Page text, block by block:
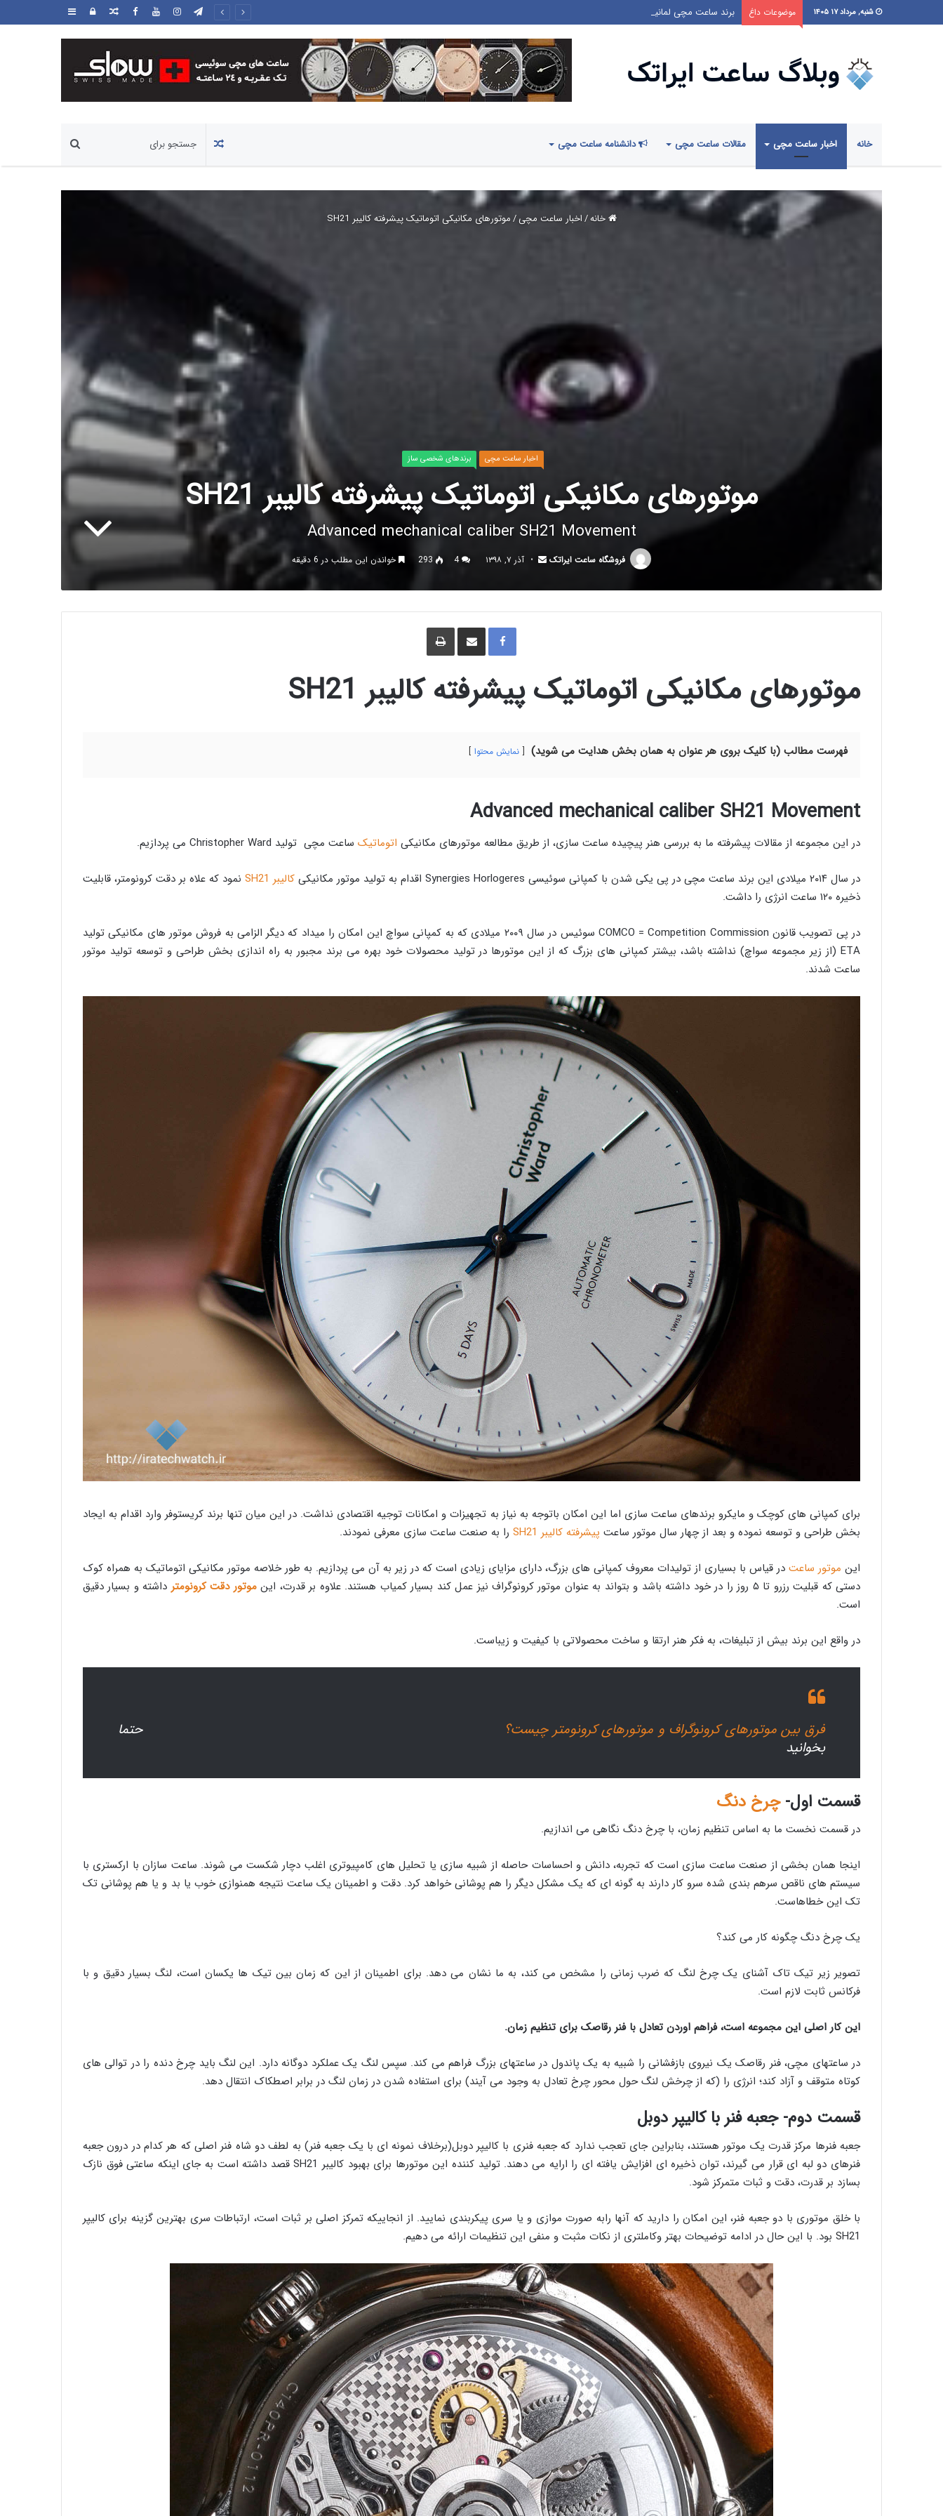
شنبه, مرداد ۱۷ ۱۴۰۵ موضوعات داغ برند ساعت مچی لمانیا LEMANIA ورود مطلب
تصادفی
خانه اخبار ساعت مچی مقالات ساعت مچی دانشنامه ساعت مچی مطلب
تصادفی
خانه/اخبار ساعت مچی /موتورهای مکانیکی اتوماتیک پیشرفته کالیبر SH21
اخبار ساعت مچی برندهای شخصی ساز
موتورهای مکانیکی اتوماتیک پیشرفته کالیبر SH21
Advanced mechanical caliber SH21 Movement
فروشگاه ساعت ایراتک آذر ۷, ۱۳۹۸ 4
293 خواندن این مطلب در 6 دقیقه
ف
س
و ر
ذار
ی
موتورهای مکانیکی اتوماتیک پیشرفته کالیبر SH21
فهرست مطالب (با کلیک بروی هر عنوان به همان بخش هدایت می شوید) نمایش محتوا
Advanced mechanical caliber SH21 Movement
در این مجموعه از مقالات پیشرفته ما به بررسی هنر پیچیده ساعت سازی، از طریق مطالعه موتورهای مکانیکی اتوماتیک ساعت مچی تولید Christopher Ward می پردازیم.
در سال ۲۰۱۴ میلادی این برند ساعت مچی در پی یکی شدن با کمپانی سوئیسی Synergies Horlogeres اقدام به تولید موتور مکانیکی کالیبر SH21
نمود که علاه بر دقت کرونومتر، قابلیت
ذخیره ۱۲۰ ساعت انرژی را داشت.
در پی تصویب قانون COMCO = Competition Commission سوئیس در سال ۲۰۰۹ میلادی که به کمپانی سواچ این امکان را میداد که دیگر الزامی به فروش موتور های مکانیکی تولید
ETA (از زیر مجموعه سواچ) نداشته باشد، بیشتر کمپانی های بزرگ که از این موتورها در تولید محصولات خود بهره می برند مجبور به راه اندازی بخش طراحی و توسعه تولید موتور
ساعت شدند.
برای کمپانی های کوچک و مایکرو برندهای ساعت سازی اما این امکان باتوجه به نیاز به تجهیزات و امکانات توجیه اقتصادی نداشت. در این میان تنها برند کریستوفر وارد اقدام به ایجاد
بخش طراحی و توسعه نموده و بعد از چهار سال موتور ساعت پیشرفته کالیبر SH21 را به صنعت ساعت سازی معرفی نمودند.
این موتور ساعت در قیاس با بسیاری از تولیدات معروف کمپانی های بزرگ، دارای مزایای زیادی است که در زیر به آن می پردازیم. به طور خلاصه موتور مکانیکی اتوماتیک به همراه کوک
دستی که قبلیت رزرو تا ۵ روز را در خود داشته باشد و بتواند به عنوان موتور کرونوگراف نیز عمل کند بسیار کمیاب هستند. علاوه بر قدرت، این
موتور دقت کرونومتر داشته و بسیار دقیق
است.
در واقع این برند بیش از تبلیغات، به فکر هنر ارتقا و ساخت محصولاتی با کیفیت و زیباست.
فرق بین موتورهای کرونوگراف و موتورهای کرونومتر چیست؟ حتما
بخوانید
قسمت اول-چرخ دنگ
در قسمت نخست ما به اساس تنظیم زمان، با چرخ دنگ نگاهی می اندازیم.
اینجا همان بخشی از صنعت ساعت سازی است که تجربه، دانش و احساسات حاصله از شبیه سازی یا تحلیل های کامپیوتری اغلب دچار شکست می شوند. ساعت سازان با ارکستری با
سیستم های ناقص سرهم بندی شده سرو کار دارند به گونه ای که یک مشکل دیگر را هم پوشانی خواهد کرد. دقت و اطمینان یک ساعت نتیجه همنوازی خوب یا بد و یا هم پوشانی تک
تک این خطاهاست.
یک چرخ دنگ چگونه کار می کند؟
تصویر زیر تیک تاک آشنای یک چرخ لنگ که ضرب زمانی را مشخص می کند، به ما نشان می دهد. برای اطمینان از این که زمان بین تیک ها یکسان است، لنگ بسیار دقیق و با
فرکانس ثابت لازم است.
این کار اصلی این مجموعه است، فراهم اوردن تعادل با فنر رقاصک برای تنظیم زمان.
در ساعتهای مچی، فنر رقاصک یک نیروی بازفشانی را شبیه به یک پاندول در ساعتهای بزرگ فراهم می کند. سپس لنگ یک عملکرد دوگانه دارد. این لنگ باید چرخ دنده را در توالی های
کوتاه متوقف و آزاد کند؛ انرژی را (که از چرخش لنگ حول محور چرخ تعادل به وجود می آیند) برای استفاده شدن در زمان لنگ در برابر اصطکاک انتقال دهد.
قسمت دوم- جعبه فنر با کالیپر دوبل
جعبه فنرها مرکز قدرت یک موتور هستند، بنابراین جای تعجب ندارد که جعبه فنری با کالیپر دوبل(برخلاف نمونه ای با یک جعبه فنر) به لطف دو شاه فنر اصلی که هر کدام در درون جعبه
فنرهای دو لبه ای قرار می گیرند، توان ذخیره ای افزایش یافته ای را ارایه می دهند. تولید کننده این موتورها برای بهبود کالیبر SH21 قصد داشته است به جای اینکه ساعتی فوق نازک
بسازد بر قدرت، دقت و ثبات متمرکز شود.
با خلق موتوری با دو جعبه فنر، این امکان را دارید که آنها رابه صورت موازی و یا سری پیکربندی نمایید. از انجاییکه تمرکز اصلی بر ثبات است، ارتباطات سری بهترین گزینه برای کالیپر
SH21 بود. با این حال در ادامه توضیحات بهتر وکاملتری از نکات مثبت و منفی این تنظیمات ارائه می دهیم.